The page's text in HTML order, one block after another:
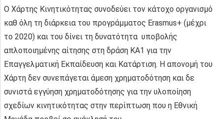
Ο Χάρτης Κινητικότητας συνοδεύει τον κάτοχο οργανισμό
καθ όλη τη διάρκεια του προγράμματος Erasmus+ (μέχρι
το 2020) και του δίνει τη δυνατότητα υποβολής
απλοποιημένης αίτησης στη δράση ΚΑ1 για την
Επαγγελματική Εκπαίδευση και Κατάρτιση. Η απονομή του
Χάρτη δεν συνεπάγεται άμεση χρηματοδότηση και δε
συνιστά εγγύηση χρηματοδότησης για την υλοποίηση
σχεδίων κινητικότητας στην περίπτωση που η Εθνική